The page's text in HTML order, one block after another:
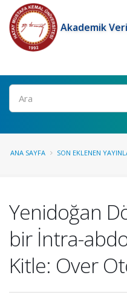
Akademik
Ara
ANA SAYFA SON EKLENEN
Yenidoğan
bir İntra-
Kitle: Over